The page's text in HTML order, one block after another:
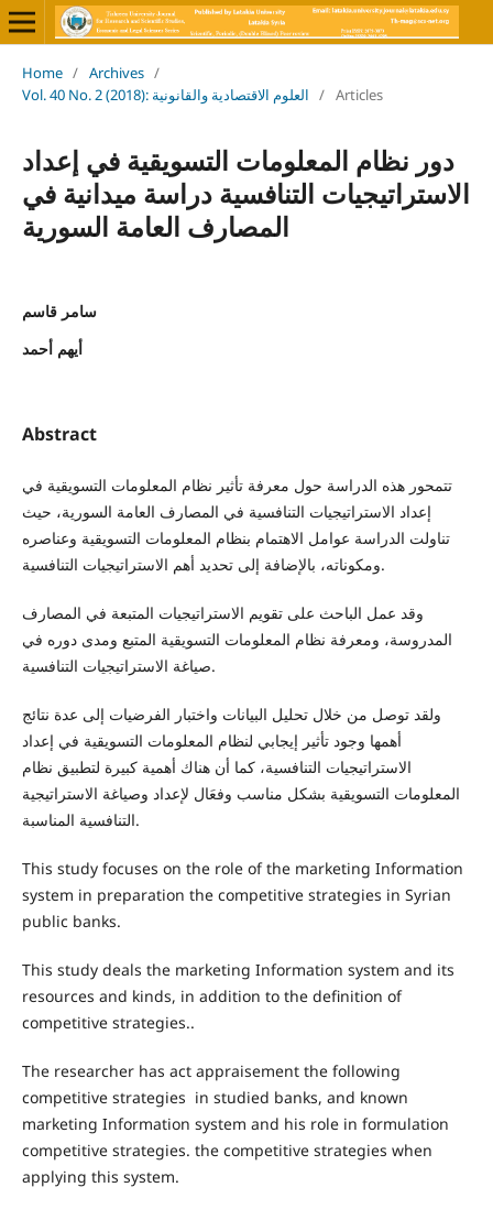
Home / Archives /
Vol. 40 No. 2 (2018): العلوم الاقتصادية والقانونية / Articles
دور نظام المعلومات التسويقية في إعداد
الاستراتيجيات التنافسية دراسة ميدانية في
المصارف العامة السورية
سامر قاسم
أيهم أحمد
Abstract
تتمحور هذه الدراسة حول معرفة تأثير نظام المعلومات التسويقية في
إعداد الاستراتيجيات التنافسية في المصارف العامة السورية، حيث
تناولت الدراسة عوامل الاهتمام بنظام المعلومات التسويقية وعناصره
ومكوناته، بالإضافة إلى تحديد أهم الاستراتيجيات التنافسية.
وقد عمل الباحث على تقويم الاستراتيجيات المتبعة في المصارف
المدروسة، ومعرفة نظام المعلومات التسويقية المتبع ومدى دوره في
صياغة الاستراتيجيات التنافسية.
ولقد توصل من خلال تحليل البيانات واختبار الفرضيات إلى عدة نتائج
أهمها وجود تأثير إيجابي لنظام المعلومات التسويقية في إعداد
الاستراتيجيات التنافسية، كما أن هناك أهمية كبيرة لتطبيق نظام
المعلومات التسويقية بشكل مناسب وفعَال لإعداد وصياغة الاستراتيجية
التنافسية المناسبة.
This study focuses on the role of the marketing Information
system in preparation the competitive strategies in Syrian
public banks.
This study deals the marketing Information system and its
resources and kinds, in addition to the definition of
competitive strategies..
The researcher has act appraisement the following
competitive strategies in studied banks, and known
marketing Information system and his role in formulation
competitive strategies. the competitive strategies when
applying this system.